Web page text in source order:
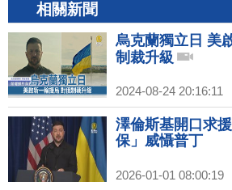
相關新聞
烏克蘭獨立日 美
制裁升級
2024-08-24 20:16:11
澤倫斯基開口求
保」威懾普丁
2026-01-01 08:00:19